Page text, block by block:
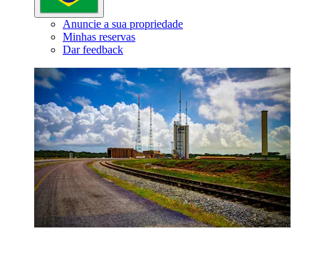
Anuncie a sua propriedade
Minhas reservas
Dar feedback